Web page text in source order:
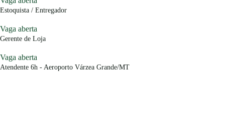
Estoquista / Entregador
Vaga aberta
Gerente de Loja
Vaga aberta
Atendente 6h - Aeroporto Várzea Grande/MT